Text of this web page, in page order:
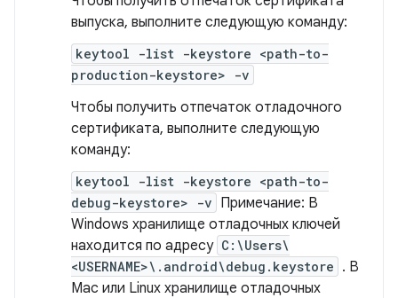
выпуска, выполните следующую команду:
keytool -list -keystore <path-to-
production-keystore> -v
Чтобы получить отпечаток отладочного
сертификата, выполните следующую
команду:
keytool -list -keystore <path-to-
debug-keystore> -v Примечание: В
Windows хранилище отладочных ключей
находится по адресу C:\Users\
<USERNAME>\.android\debug.keystore . В
Mac или Linux хранилище отладочных